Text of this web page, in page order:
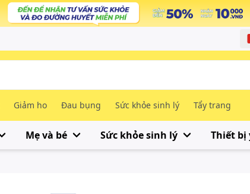
Giảm ho Đau bụng Sức khỏe sinh lý Tẩy trang
Mẹ và bé Sức khỏe sinh lý Thiết bị